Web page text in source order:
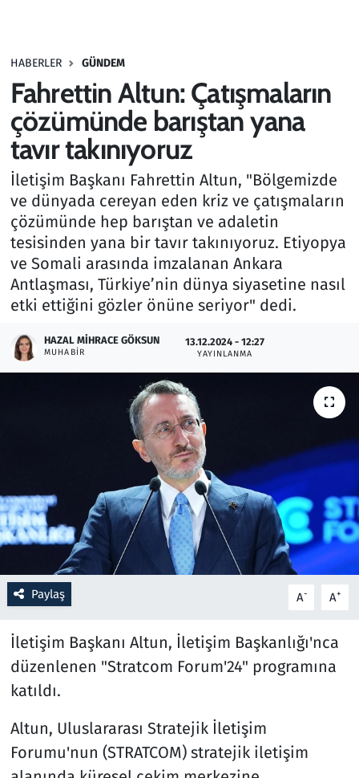
HABERLER GÜNDEM
Fahrettin Altun: Çatışmaların
çözümünde barıştan yana
tavır takınıyoruz
İletişim Başkanı Fahrettin Altun, "Bölgemizde
ve dünyada cereyan eden kriz ve çatışmaların
çözümünde hep barıştan ve adaletin
tesisinden yana bir tavır takınıyoruz. Etiyopya
ve Somali arasında imzalanan Ankara
Antlaşması, Türkiye’nin dünya siyasetine nasıl
etki ettiğini gözler önüne seriyor" dedi.
HAZAL MIHRACE GÖKSUN
MUHABIR
13.12.2024 - 12:27
YAYINLANMA
Paylaş A- A+
İletişim Başkanı Altun, İletişim Başkanlığı'nca
düzenlenen "Stratcom Forum'24" programına
katıldı.
Altun, Uluslararası Stratejik İletişim
Forumu'nun (STRATCOM) stratejik iletişim
Haber
Kültür Sanat
Kurumsal Haberler
Lezzet Durağı
Memur ve Kamu
Otomobil
Oyun
Ramazan
Savunma Sanayi
Seçim 2023
Spor
Teknoloji ve Bilim
Televizyon